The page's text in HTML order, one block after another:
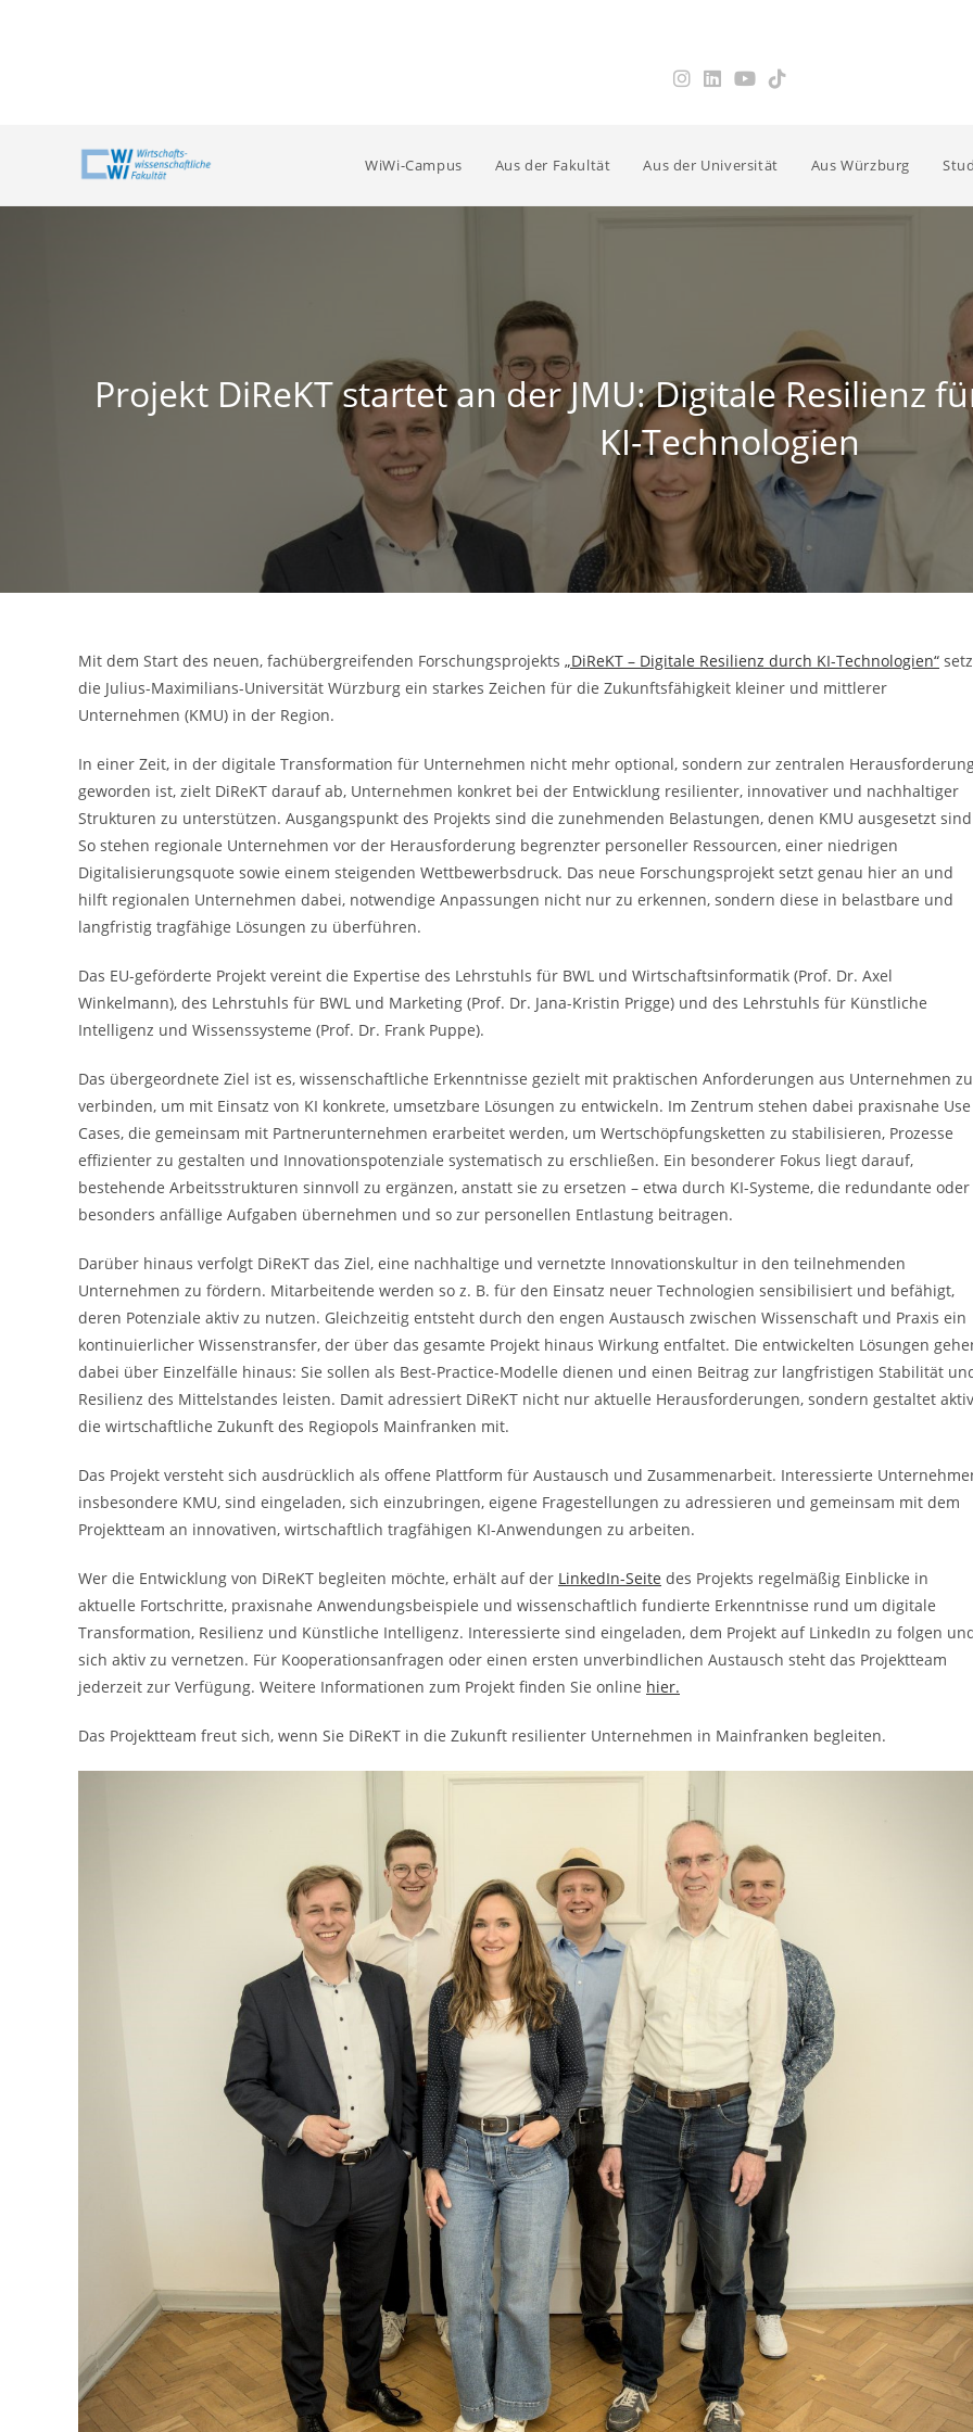
WiWi-Campus Aus der Fakultät Aus der Universität Aus Würzburg
Projekt DiReKT startet an der JMU: Digitale Resilienz
KI-Technologien
Mit dem Start des neuen, fachübergreifenden Forschungsprojekts „DiReKT – Digitale Resilienz durch KI-Technologien“
die Julius-Maximilians-Universität Würzburg ein starkes Zeichen für die Zukunftsfähigkeit kleiner und mittlerer
Unternehmen (KMU) in der Region.
In einer Zeit, in der digitale Transformation für Unternehmen nicht mehr optional, sondern zur zentralen
geworden ist, zielt DiReKT darauf ab, Unternehmen konkret bei der Entwicklung resilienter, innovativer und nachhaltiger
Strukturen zu unterstützen. Ausgangspunkt des Projekts sind die zunehmenden Belastungen, denen KMU ausgesetzt
So stehen regionale Unternehmen vor der Herausforderung begrenzter personeller Ressourcen, einer niedrigen
Digitalisierungsquote sowie einem steigenden Wettbewerbsdruck. Das neue Forschungsprojekt setzt genau hier an und
hilft regionalen Unternehmen dabei, notwendige Anpassungen nicht nur zu erkennen, sondern diese in belastbare und
langfristig tragfähige Lösungen zu überführen.
Das EU-geförderte Projekt vereint die Expertise des Lehrstuhls für BWL und Wirtschaftsinformatik (Prof. Dr. Axel
Winkelmann), des Lehrstuhls für BWL und Marketing (Prof. Dr. Jana-Kristin Prigge) und des Lehrstuhls für Künstliche
Intelligenz und Wissenssysteme (Prof. Dr. Frank Puppe).
Das übergeordnete Ziel ist es, wissenschaftliche Erkenntnisse gezielt mit praktischen Anforderungen aus Unternehmen zu
verbinden, um mit Einsatz von KI konkrete, umsetzbare Lösungen zu entwickeln. Im Zentrum stehen dabei praxisnahe Use
Cases, die gemeinsam mit Partnerunternehmen erarbeitet werden, um Wertschöpfungsketten zu stabilisieren, Prozesse
effizienter zu gestalten und Innovationspotenziale systematisch zu erschließen. Ein besonderer Fokus liegt darauf,
bestehende Arbeitsstrukturen sinnvoll zu ergänzen, anstatt sie zu ersetzen – etwa durch KI-Systeme, die redundante oder
besonders anfällige Aufgaben übernehmen und so zur personellen Entlastung beitragen.
Darüber hinaus verfolgt DiReKT das Ziel, eine nachhaltige und vernetzte Innovationskultur in den teilnehmenden
Unternehmen zu fördern. Mitarbeitende werden so z. B. für den Einsatz neuer Technologien sensibilisiert und befähigt,
deren Potenziale aktiv zu nutzen. Gleichzeitig entsteht durch den engen Austausch zwischen Wissenschaft und Praxis ein
kontinuierlicher Wissenstransfer, der über das gesamte Projekt hinaus Wirkung entfaltet. Die entwickelten Lösungen
dabei über Einzelfälle hinaus: Sie sollen als Best-Practice-Modelle dienen und einen Beitrag zur langfristigen Stabilität
Resilienz des Mittelstandes leisten. Damit adressiert DiReKT nicht nur aktuelle Herausforderungen, sondern gestaltet aktiv
die wirtschaftliche Zukunft des Regiopols Mainfranken mit.
Das Projekt versteht sich ausdrücklich als offene Plattform für Austausch und Zusammenarbeit. Interessierte
insbesondere KMU, sind eingeladen, sich einzubringen, eigene Fragestellungen zu adressieren und gemeinsam mit dem
Projektteam an innovativen, wirtschaftlich tragfähigen KI-Anwendungen zu arbeiten.
Wer die Entwicklung von DiReKT begleiten möchte, erhält auf der LinkedIn-Seite des Projekts regelmäßig Einblicke in
aktuelle Fortschritte, praxisnahe Anwendungsbeispiele und wissenschaftlich fundierte Erkenntnisse rund um digitale
Transformation, Resilienz und Künstliche Intelligenz. Interessierte sind eingeladen, dem Projekt auf LinkedIn zu folgen
sich aktiv zu vernetzen. Für Kooperationsanfragen oder einen ersten unverbindlichen Austausch steht das Projektteam
jederzeit zur Verfügung. Weitere Informationen zum Projekt finden Sie online hier.
Das Projektteam freut sich, wenn Sie DiReKT in die Zukunft resilienter Unternehmen in Mainfranken begleiten.